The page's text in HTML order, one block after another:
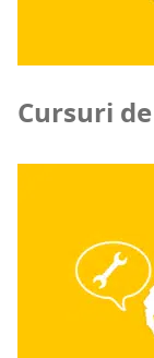
Cursuri